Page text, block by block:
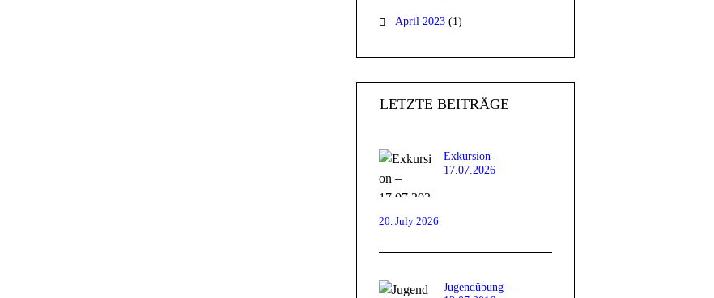
April 2023(1)
LETZTE BEITRÄGE
Exkursion –
17.07.2026
20. July 2026
Jugendübung –